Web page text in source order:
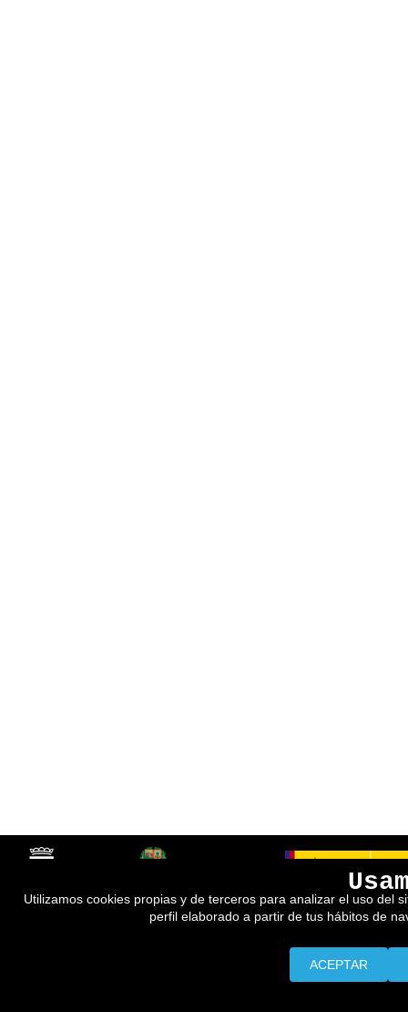
Utilizamos cookies propias y de terceros para analizar el uso del
perfil elaborado a partir de tus hábitos de
ACEPTAR